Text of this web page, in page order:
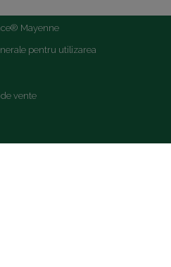
Mayenne
pentru utilizarea
vente